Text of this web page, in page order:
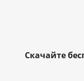
Скачайте